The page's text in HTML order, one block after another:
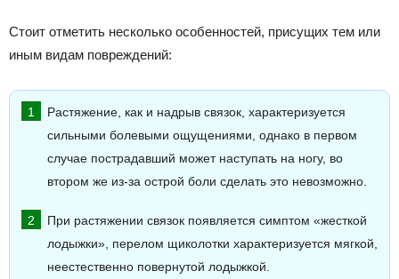
Стоит отметить несколько особенностей, присущих тем или
иным видам повреждений:
Растяжение, как и надрыв связок, характеризуется
сильными болевыми ощущениями, однако в первом
случае пострадавший может наступать на ногу, во
втором же из-за острой боли сделать это невозможно.
При растяжении связок появляется симптом «жесткой
лодыжки», перелом щиколотки характеризуется мягкой,
неестественно повернутой лодыжкой.